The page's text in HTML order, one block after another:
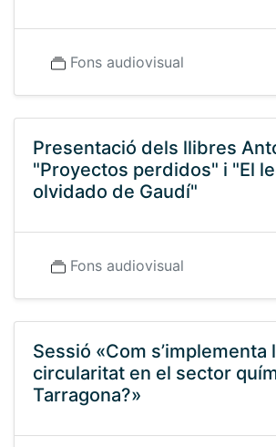
Fons audiovisual
Presentació dels llibres
"Proyectos perdidos" i "El
olvidado de Gaudí"
Fons audiovisual
Sessió «Com s’implementa
circularitat en el sector
Tarragona?»